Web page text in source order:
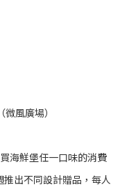
風廣場）
海鮮堡任一口味的消費
出不同設計贈品，每人